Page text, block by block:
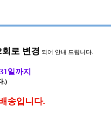
현재위치: